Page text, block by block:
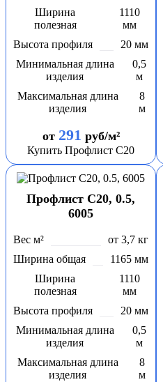
Ширина
полезная
1110
мм
Высота профиля
20 мм
Минимальная длина
изделия
0,5
м
Максимальная длина
изделия
8
м
от 291 руб/м²
Купить Профлист С20
Профлист С20, 0.5,
6005
Вес м²
от 3,7 кг
Ширина общая
1165 мм
Ширина
полезная
1110
мм
Высота профиля
20 мм
Минимальная длина
изделия
0,5
м
Максимальная длина
изделия
8
м